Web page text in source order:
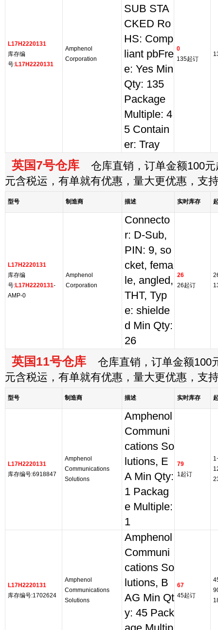
L17H2220131
库存编
号:L17H2220131
Amphenol
Corporation
SUB STA
CKED Ro
HS: Comp
liant pbFre
e: Yes Min
Qty: 135
Package
Multiple: 4
5 Contain
er: Tray
0
135起订
英国7号仓库 仓库直销，订单金额100元
元含税运，有单就有优惠，量大更优惠，支
型号 制造商 描述 实时库存
L17H2220131
库存编
号:L17H2220131-
AMP-0
Amphenol
Corporation
Connecto
r: D-Sub,
PIN: 9, so
cket, fema
le, angled,
THT, Typ
e: shielde
d Min Qty:
26
26
26起订
英国11号仓库 仓库直销，订单金额100
元含税运，有单就有优惠，量大更优惠，支
型号 制造商 描述 实时库存
L17H2220131
库存编号:6918847
Amphenol
Communications
Solutions
Amphenol
Communi
cations So
lutions, E
A Min Qty:
1 Packag
e Multiple:
1
79
1起订
L17H2220131
库存编号:1702624
Amphenol
Communications
Solutions
Amphenol
Communi
cations So
lutions, B
AG Min Qt
y: 45 Pack
67
45起订